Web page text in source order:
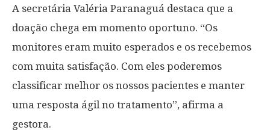
A secretária Valéria Paranaguá destaca que a
doação chega em momento oportuno. “Os
monitores eram muito esperados e os recebemos
com muita satisfação. Com eles poderemos
classificar melhor os nossos pacientes e manter
uma resposta ágil no tratamento”, afirma a
gestora.